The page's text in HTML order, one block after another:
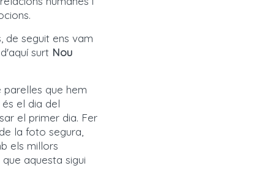
de seguit ens vam
surt Nou
parelles que hem
el dia del
el primer dia. Fer
la foto segura,
els millors
aquesta sigui